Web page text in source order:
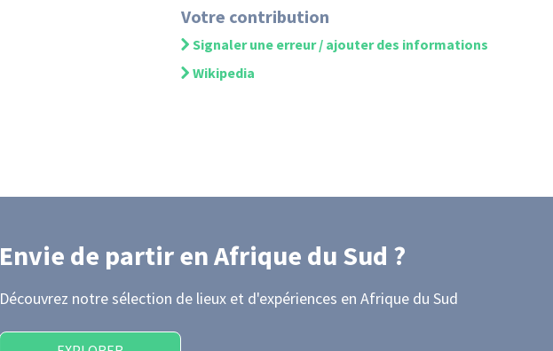
Votre contribution
Signaler une erreur / ajouter des informations
Wikipedia
Envie de partiren Afrique du Sud ?
Découvrez notre sélection de lieux et d'expériences en Afrique du Sud